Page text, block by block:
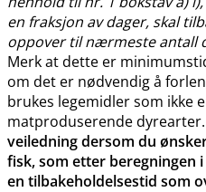
en fraksjon av dager, skal
oppover til nærmeste antall
Merk at dette er
om det er nødvendig å
brukes legemidler som ikke
matproduserende dyrearter.
veiledning dersom du
fisk, som etter beregningen
en tilbakeholdelsestid som